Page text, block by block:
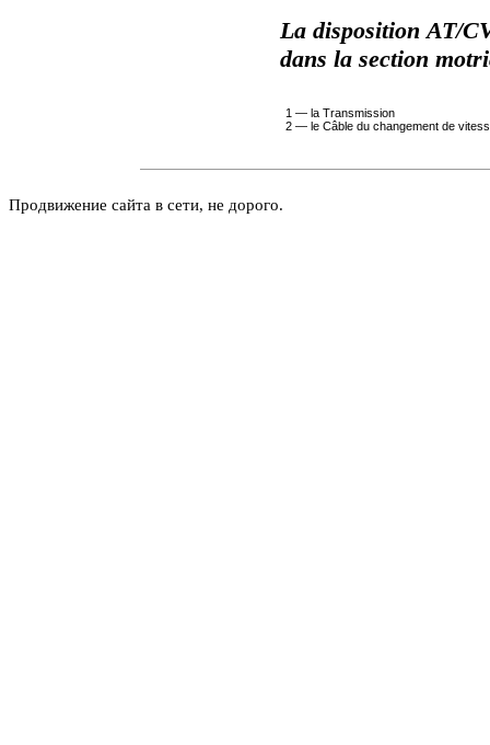
La disposition АТ/
dans la section
1 — la Transmission
2 — le Câble du changement de
Продвижение сайта в сети, не дорого.